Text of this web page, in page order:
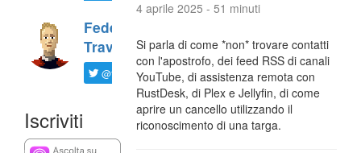
Federico
Travaini
@ftrava
Iscriviti
4 aprile 2025 - 51 minuti
Si parla di come *non* trovare contatti
con l'apostrofo, dei feed RSS di canali
YouTube, di assistenza remota con
RustDesk, di Plex e Jellyfin, di come
aprire un cancello utilizzando il
riconoscimento di una targa.